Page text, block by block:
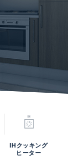
IHクッキング
ヒーター